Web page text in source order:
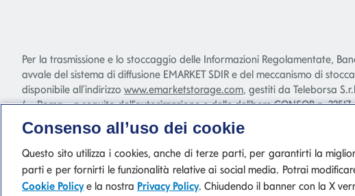
Per la trasmissione e lo stoccaggio delle Informazioni Regolamentate,
avvale del sistema di diffusione EMARKET SDIR e del meccanismo di
disponibile all'indirizzo www.emarketstorage.com, gestiti da Teleborsa
4 - Roma - a seguito dell'autorizzazione e delle delibere CONSOB n. 22517
P. IVA 10540610960 del Gruppo IVA Banca Mediolanum
Consenso all’uso dei cookie
Questo sito utilizza i cookies, anche di terze parti, per garantirti la
parti e per fornirti le funzionalità relative ai social media. Potrai
Cookie Policye la nostra Privacy Policy. Chiudendo il banner con la X